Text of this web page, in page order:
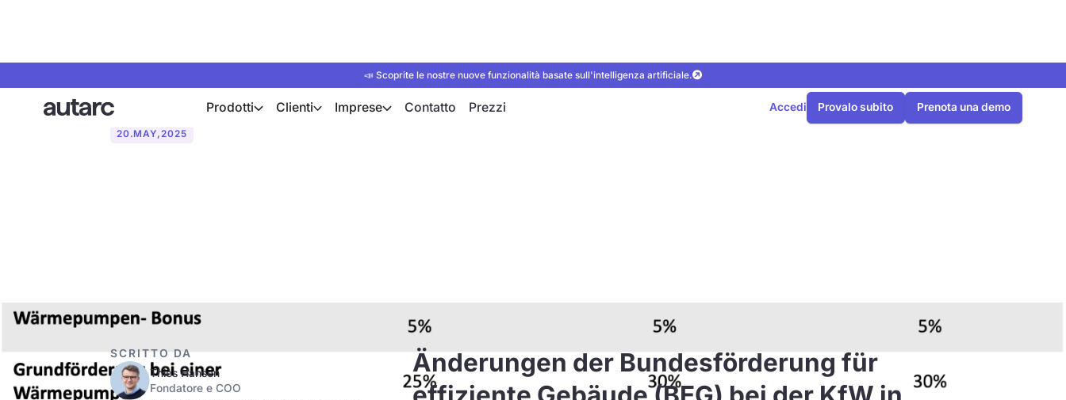
📣 Scoprite le nostre nuove funzionalità basate sull'intelligenza artificiale.
Prodotti Clienti Imprese Contatto Prezzi Accedi Provalo subito Prenota una demo
20.MAY,2025
SCRITTO DA
Thiès Hansen
Fondatore e COO
Änderungen der Bundesförderung für